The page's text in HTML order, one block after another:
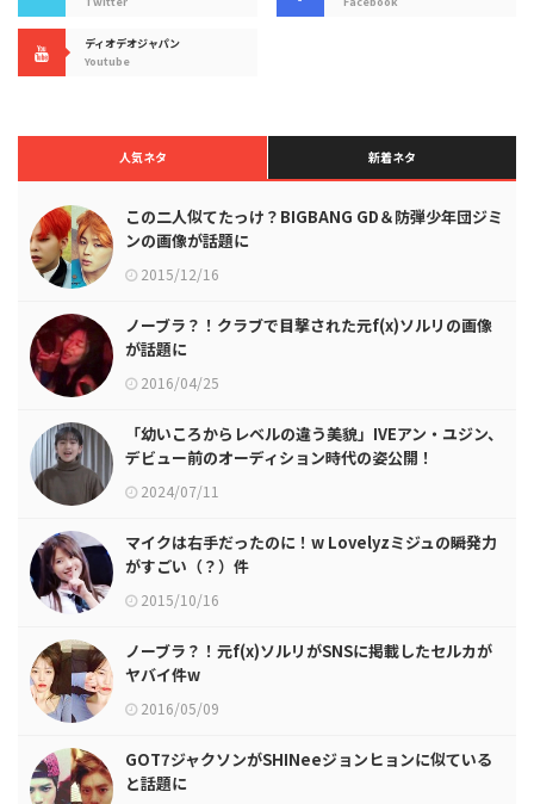
ディオデオジャパン
Youtube
人気ネタ 新着ネタ
この二人似てたっけ？BIGBANG GD＆防弾少年団ジミ
ンの画像が話題に
2015/12/16
ノーブラ？！クラブで目撃された元f(x)ソルリの画像
が話題に
2016/04/25
「幼いころからレベルの違う美貌」IVEアン・ユジン、
デビュー前のオーディション時代の姿公開！
2024/07/11
マイクは右手だったのに！w Lovelyzミジュの瞬発力
がすごい（？）件
2015/10/16
ノーブラ？！元f(x)ソルリがSNSに掲載したセルカが
ヤバイ件w
2016/05/09
GOT7ジャクソンがSHINeeジョンヒョンに似ている
と話題に